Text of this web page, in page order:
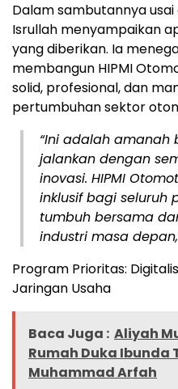
Dalam sambutannya
Isrullah menyampaikan
yang diberikan. Ia
membangun HIPMI
solid, profesional, dan
pertumbuhan sektor
“Ini adalah amanah
jalankan dengan
inovasi. HIPMI
inklusif bagi seluruh
tumbuh bersama
industri masa
Program Prioritas:
Jaringan Usaha
Baca Juga : Aliyah
Rumah Duka
Muhammad Arfah